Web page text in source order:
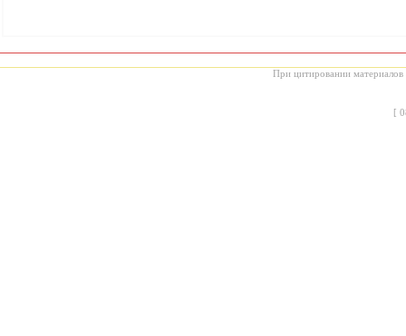
При цитировании материалов
[